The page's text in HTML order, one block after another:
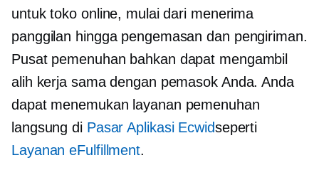
untuk toko online, mulai dari menerima
panggilan hingga pengemasan dan pengiriman.
Pusat pemenuhan bahkan dapat mengambil
alih kerja sama dengan pemasok Anda. Anda
dapat menemukan layanan pemenuhan
langsung di Pasar Aplikasi Ecwidseperti
Layanan eFulfillment.